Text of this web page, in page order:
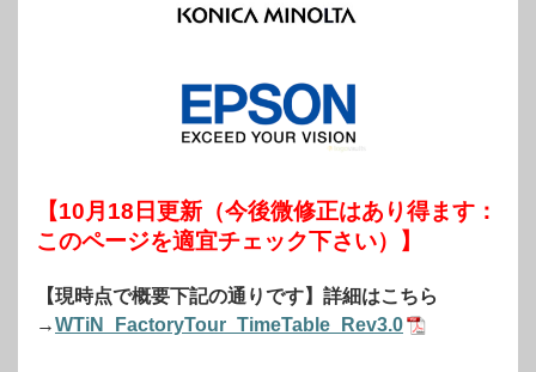
【10月18日更新（今後微修正はあり得ます：
このページを適宜チェック下さい）】
【現時点で概要下記の通りです】詳細はこちら
→WTiN_FactoryTour_TimeTable_Rev3.0